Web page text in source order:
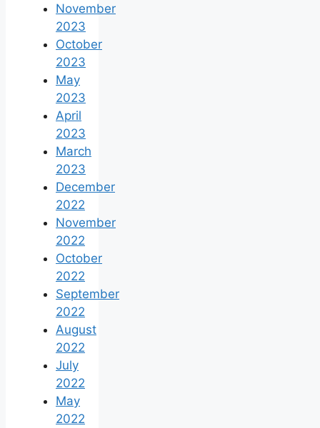
November
2023
October
2023
May
2023
April
2023
March
2023
December
2022
November
2022
October
2022
September
2022
August
2022
July
2022
May
2022